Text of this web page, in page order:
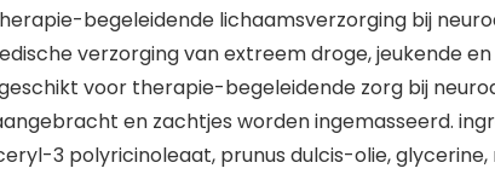
begeleidende lichaamsverzorging bij
verzorging van extreem droge, jeukende
voor therapie-begeleidende zorg bij
en zachtjes worden ingemasseerd.
3 polyricinoleaat, prunus dulcis-olie,